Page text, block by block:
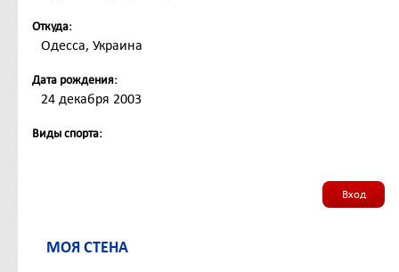
Откуда:
Одесса, Украина
Дата рождения:
24 декабря 2003
Виды спорта:
Вход
МОЯ СТЕНА